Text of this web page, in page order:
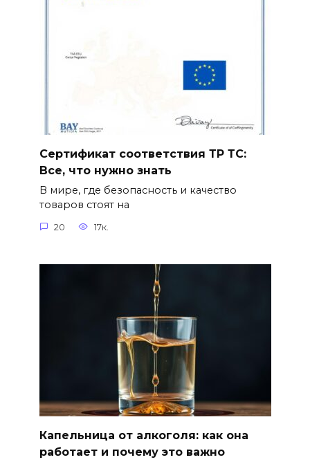
Сертификат соответствия ТР ТС:
Все, что нужно знать
В мире, где безопасность и качество
товаров стоят на
20 17к.
Капельница от алкоголя: как она
работает и почему это важно